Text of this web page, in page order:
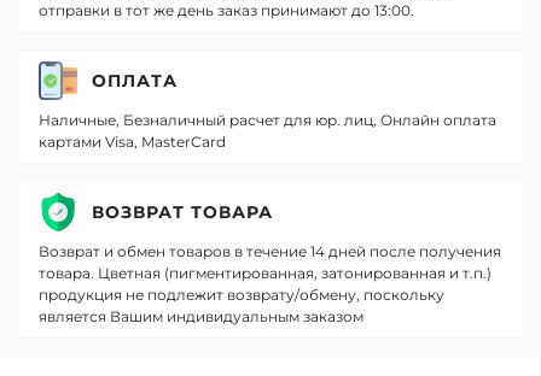
отправки в тот же день заказ принимают до 13:00.
ОПЛАТА
Наличные, Безналичный расчет для юр. лиц, Онлайн оплата
картами Visa, MasterCard
ВОЗВРАТ ТОВАРА
Возврат и обмен товаров в течение 14 дней после получения
товара. Цветная (пигментированная, затонированная и т.п.)
продукция не подлежит возврату/обмену, поскольку
является Вашим индивидуальным заказом